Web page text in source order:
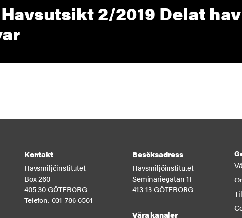
2/2019 Delat hav
Extern länk
Kontakt
Havsmiljöinstitutet
Box 260
405 30 GÖTEBORG
Telefon: 031-786 6561
Besöksadress
Havsmiljöinstitutet
Seminariegatan 1F
413 13 GÖTEBORG
Våra kanaler